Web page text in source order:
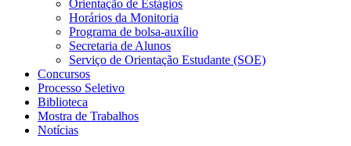
Orientação de Estágios
Horários da Monitoria
Programa de bolsa-auxílio
Secretaria de Alunos
Serviço de Orientação Estudante (SOE)
Concursos
Processo Seletivo
Biblioteca
Mostra de Trabalhos
Notícias